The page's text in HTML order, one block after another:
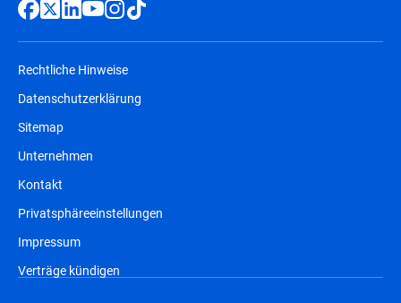
Rechtliche Hinweise
Datenschutzerklärung
Sitemap
Unternehmen
Kontakt
Privatsphäreeinstellungen
Impressum
Verträge kündigen